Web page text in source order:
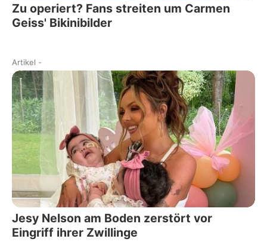
Zu operiert? Fans streiten um Carmen
Geiss' Bikinibilder
Artikel -
Jesy Nelson am Boden zerstört vor
Eingriff ihrer Zwillinge